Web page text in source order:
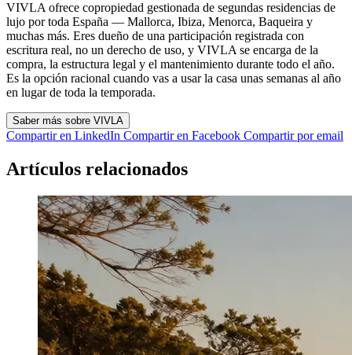
VIVLA ofrece copropiedad gestionada de segundas residencias de
lujo por toda España — Mallorca, Ibiza, Menorca, Baqueira y
muchas más. Eres dueño de una participación registrada con
escritura real, no un derecho de uso, y VIVLA se encarga de la
compra, la estructura legal y el mantenimiento durante todo el año.
Es la opción racional cuando vas a usar la casa unas semanas al año
en lugar de toda la temporada.
Saber más sobre VIVLA
Compartir en LinkedIn Compartir en Facebook Compartir por email
Artículos relacionados